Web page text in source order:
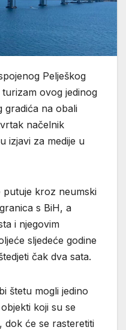
Pelješkog
ovog jedinog
gradića na obali
načelnik
izjavi za medije u
putuje kroz neumski
s BiH, a
i njegovim
sljedeće godine
čak dva sata.
štetu mogli jedino
koji su se
dok će se rasteretiti